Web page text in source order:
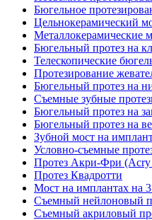
Бюгельное
Цельнокерамический
Металлокерамические
Бюгельный протез на
Телескопические
Протезирование
Бюгельный протез на
Съемные зубные
Бюгельный протез на
Бюгельный протез на
Зубной мост на
Условно-съемные
Протез Акри-Фри (Acry
Протез Квадротти
Мост на имплантах на 3
Съемный нейлоновый
Съемный акриловый